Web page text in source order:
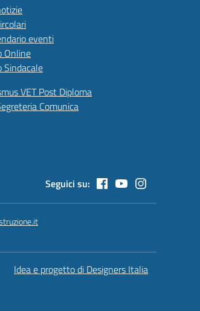
eventi
Online
Sindacale
VET Post Diploma
Comunica
Seguici su:
Idea e progetto di Designers Italia